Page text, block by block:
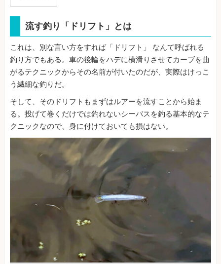
流す釣り「ドリフト」とは
これは、別な言い方をすれば「ドリフト」 なんて呼ばれる
釣り方でもある。車の後輪をハデに横滑りさせてカーブを曲
がるテクニックからその名前が付いたのだが、実際はけっこ
う繊細な釣りだ。
そして、そのドリフトもまずはルアーを流すことから始ま
る。投げて巻くだけでは釣れないシーバスを釣る基本的なテ
クニックなので、身に付けておいても損はない。